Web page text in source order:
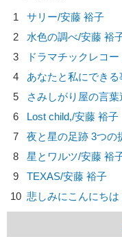
1
サリー/安藤 裕子
2
水色の調べ/安藤 裕
3
ドラマチックレコー
4
あなたと私にできる
5
さみしがり屋の言葉
6
Lost child,/安藤 裕子
7
夜と星の足跡 3つの
8
星とワルツ/安藤 裕
9
TEXAS/安藤 裕子
10 悲しみにこんにち